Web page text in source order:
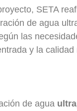
SETA
de agua
las
y la
de agua